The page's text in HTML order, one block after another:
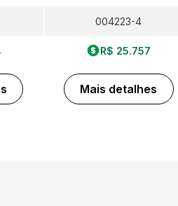
004223-4
R$ 25.757
Mais detalhes